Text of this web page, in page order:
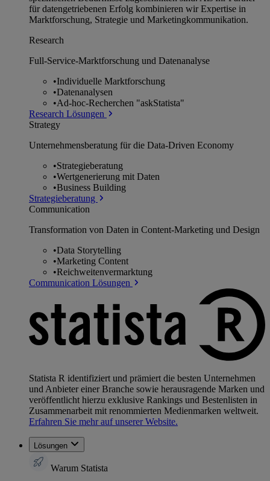
für datengetriebenen Erfolg kombinieren wir Expertise in
Marktforschung, Strategie und Marketingkommunikation.
Research
Full-Service-Marktforschung und Datenanalyse
•Individuelle Marktforschung
•Datenanalysen
•Ad-hoc-Recherchen "askStatista"
Research Lösungen
Strategy
Unternehmens­beratung für die Data-Driven Economy
•Strategieberatung
•Wertgenerierung mit Daten
•Business Building
Strategieberatung
Communication
Transformation von Daten in Content-Marketing und Design
•Data Storytelling
•Marketing Content
•Reichweitenvermarktung
Communication Lösungen
Statista R identifiziert und prämiert die besten Unternehmen
und Anbieter einer Branche sowie herausragende Marken und
veröffentlicht hierzu exklusive Rankings und Bestenlisten in
Zusammenarbeit mit renommierten Medienmarken weltweit.
Erfahren Sie mehr auf unserer Website.
Lösungen
Warum Statista